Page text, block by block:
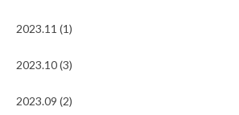
2023.11 (1)
2023.10 (3)
2023.09 (2)